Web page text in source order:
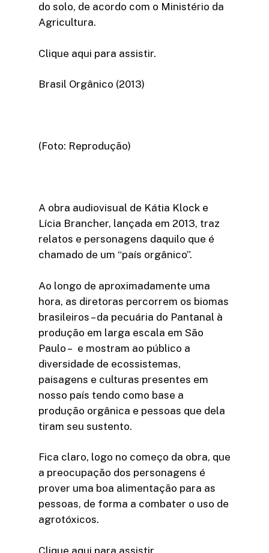
do solo, de acordo com o Ministério da
Agricultura.
Clique aqui para assistir.
Brasil Orgânico (2013)
(Foto: Reprodução)
A obra audiovisual de Kátia Klock e
Lícia Brancher, lançada em 2013, traz
relatos e personagens daquilo que é
chamado de um “país orgânico”.
Ao longo de aproximadamente uma
hora, as diretoras percorrem os biomas
brasileiros – da pecuária do Pantanal à
produção em larga escala em São
Paulo – e mostram ao público a
diversidade de ecossistemas,
paisagens e culturas presentes em
nosso país tendo como base a
produção orgânica e pessoas que dela
tiram seu sustento.
Fica claro, logo no começo da obra, que
a preocupação dos personagens é
prover uma boa alimentação para as
pessoas, de forma a combater o uso de
agrotóxicos.
Clique aqui para assistir.